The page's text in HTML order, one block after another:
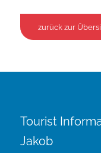
zurück zur
Tourist
Jakob